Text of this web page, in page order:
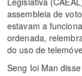
assembleia de
estavam a
ordenada,
do uso de
Seng Ioi Man